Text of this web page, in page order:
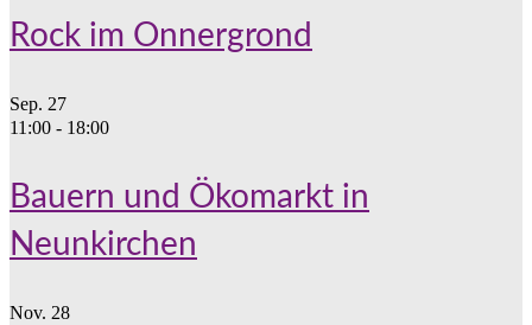
Rock im Onnergrond
Sep. 27
11:00 - 18:00
Bauern und Ökomarkt in
Neunkirchen
Nov. 28